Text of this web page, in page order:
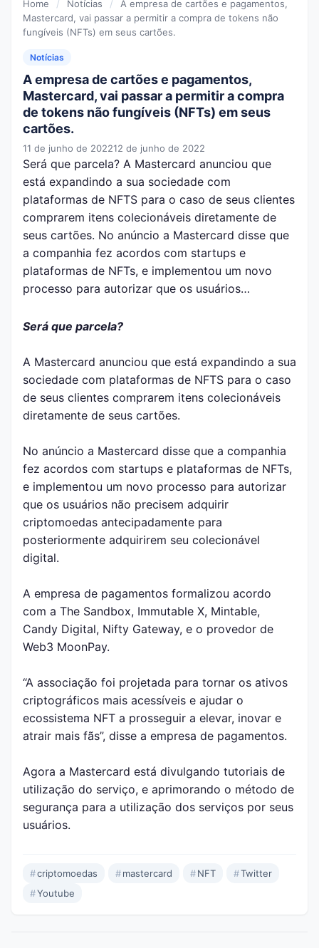
Home / Notícias /
A empresa de cartões e pagamentos,
Mastercard, vai passar a permitir a compra de tokens não
fungíveis (NFTs) em seus cartões.
Notícias
A empresa de cartões e pagamentos,
Mastercard, vai passar a permitir a compra
de tokens não fungíveis (NFTs) em seus
cartões.
11 de junho de 202212 de junho de 2022
Será que parcela? A Mastercard anunciou que
está expandindo a sua sociedade com
plataformas de NFTS para o caso de seus clientes
comprarem itens colecionáveis diretamente de
seus cartões. No anúncio a Mastercard disse que
a companhia fez acordos com startups e
plataformas de NFTs, e implementou um novo
processo para autorizar que os usuários…
Será que parcela?
A Mastercard anunciou que está expandindo a sua
sociedade com plataformas de NFTS para o caso
de seus clientes comprarem itens colecionáveis
diretamente de seus cartões.
No anúncio a Mastercard disse que a companhia
fez acordos com startups e plataformas de NFTs,
e implementou um novo processo para autorizar
que os usuários não precisem adquirir
criptomoedas antecipadamente para
posteriormente adquirirem seu colecionável
digital.
A empresa de pagamentos formalizou acordo
com a The Sandbox, Immutable X, Mintable,
Candy Digital, Nifty Gateway, e o provedor de
Web3 MoonPay.
“A associação foi projetada para tornar os ativos
criptográficos mais acessíveis e ajudar o
ecossistema NFT a prosseguir a elevar, inovar e
atrair mais fãs”, disse a empresa de pagamentos.
Agora a Mastercard está divulgando tutoriais de
utilização do serviço, e aprimorando o método de
segurança para a utilização dos serviços por seus
usuários.
Post Tags:
#criptomoedas #mastercard #NFT #Twitter
#Youtube